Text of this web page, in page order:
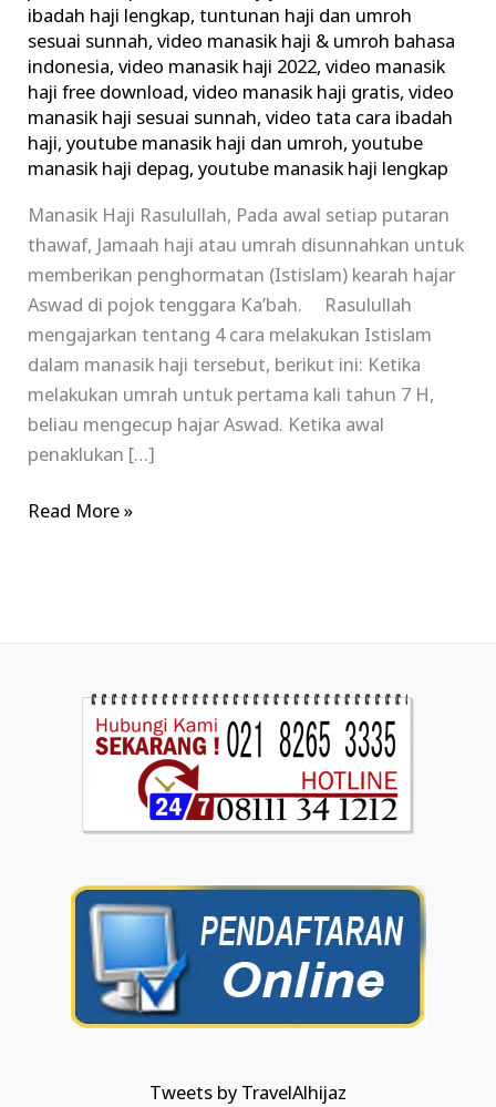
ibadah haji lengkap,tuntunan haji dan umroh
sesuai sunnah,video manasik haji & umroh bahasa
indonesia,video manasik haji 2022,video manasik
haji free download,video manasik haji gratis,video
manasik haji sesuai sunnah,video tata cara ibadah
haji,youtube manasik haji dan umroh,youtube
manasik haji depag,youtube manasik haji lengkap
Manasik Haji Rasulullah, Pada awal setiap putaran
thawaf, Jamaah haji atau umrah disunnahkan untuk
memberikan penghormatan (Istislam) kearah hajar
Aswad di pojok tenggara Ka’bah. Rasulullah
mengajarkan tentang 4 cara melakukan Istislam
dalam manasik haji tersebut, berikut ini: Ketika
melakukan umrah untuk pertama kali tahun 7 H,
beliau mengecup hajar Aswad. Ketika awal
penaklukan […]
Read More »
Tweets by TravelAlhijaz